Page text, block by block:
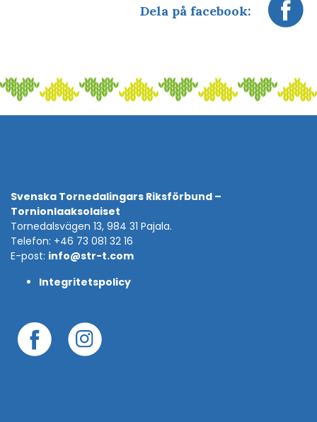
Dela på facebook:
Svenska Tornedalingars Riksförbund –
Tornionlaaksolaiset
Tornedalsvägen 13, 984 31 Pajala.
Telefon: +46 73 081 32 16
E-post: info@str-t.com
Integritetspolicy